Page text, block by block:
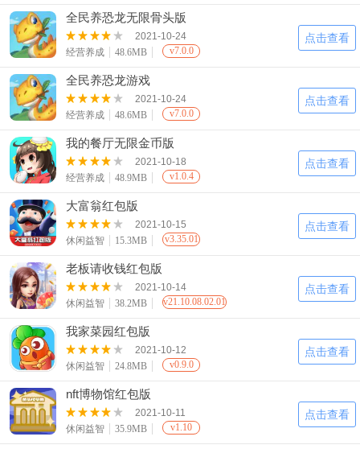
全民养恐龙无限骨头版
2021-10-24
经营养成
48.6MB v7.0.0
点击查看
全民养恐龙游戏
2021-10-24
经营养成
48.6MB v7.0.0
点击查看
我的餐厅无限金币版
2021-10-18
经营养成
48.9MB v1.0.4
点击查看
大富翁红包版
2021-10-15
休闲益智
15.3MB v3.35.01
点击查看
老板请收钱红包版
2021-10-14
休闲益智
38.2MB v21.10.08.02.01
点击查看
我家菜园红包版
2021-10-12
休闲益智
24.8MB v0.9.0
点击查看
nft博物馆红包版
2021-10-11
休闲益智
35.9MB v1.10
点击查看